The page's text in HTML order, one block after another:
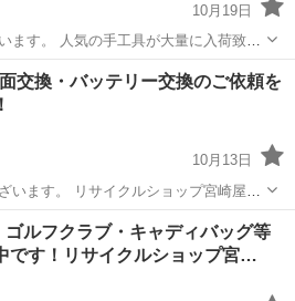
10月19日
ます。 人気の手工具が大量に入荷致し
宮崎屋 佐土
リサイクルショップ
交換・バッテリー交換のご依頼を
10月13日
います。 リサイクルショップ宮崎屋で
駅 リサイクルショップ
ゴルフクラブ・キャディバッグ等
です！リサイクルショップ宮…